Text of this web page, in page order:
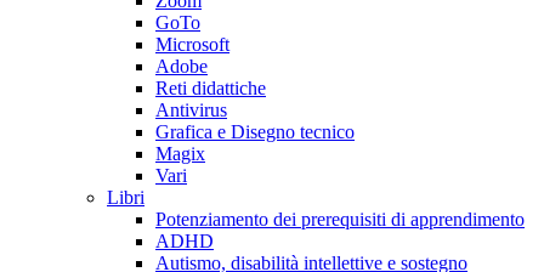
GoTo
Microsoft
Adobe
Reti didattiche
Antivirus
Grafica e Disegno tecnico
Magix
Vari
Libri
Potenziamento dei prerequisiti di apprendimento
ADHD
Autismo, disabilità intellettive e sostegno